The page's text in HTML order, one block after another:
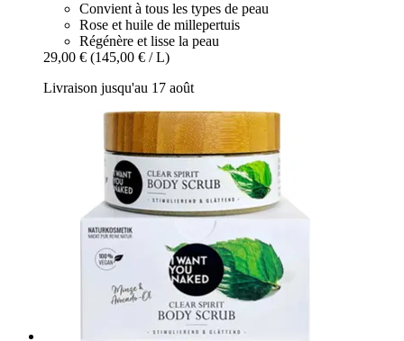
Convient à tous les types de peau
Rose et huile de millepertuis
Régénère et lisse la peau
29,00 € (145,00 € / L)
Livraison jusqu'au 17 août